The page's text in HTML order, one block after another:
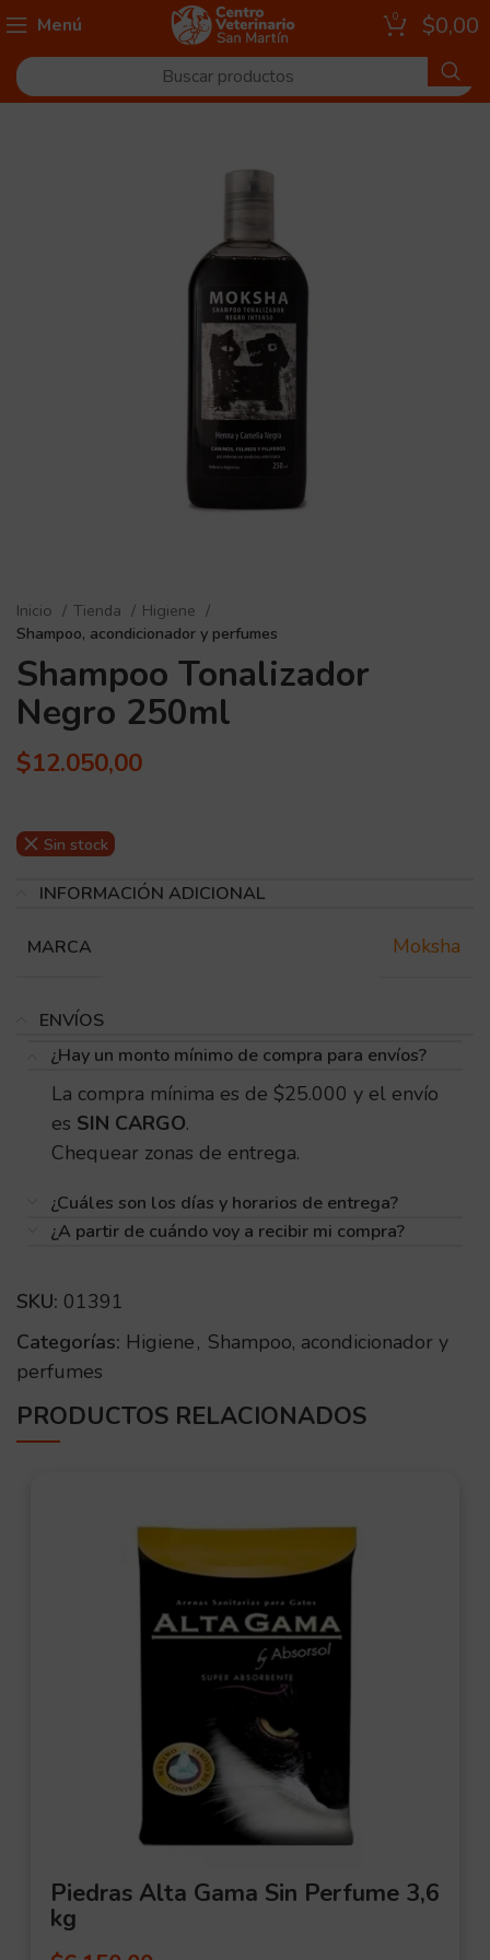
Menú 0 $0,00
Inicio Tienda
Higiene
Shampoo, acondicionador y perfumes
Shampoo Tonalizador
Negro 250ml
$12.050,00
Sin stock
INFORMACIÓN ADICIONAL
MARCA Moksha
ENVÍOS
¿Hay un monto mínimo de compra para envíos?
La compra mínima es de $25.000 y el envío
es SIN CARGO.
Chequear zonas de entrega.
¿Cuáles son los días y horarios de entrega?
¿A partir de cuándo voy a recibir mi compra?
SKU: 01391
Categorías: Higiene, Shampoo, acondicionador y
perfumes
PRODUCTOS RELACIONADOS
Piedras Alta Gama Sin Perfume 3,6
kg